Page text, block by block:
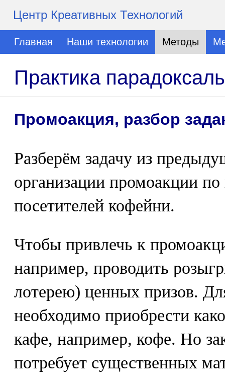
Центр Креативных Технологий
Главная Наши технологии Методы
Практика
Промоакция, разбор
Разберём задачу из
организации промоакции
посетителей кофейни.
Чтобы привлечь к
например, проводить
лотерею) ценных призов.
необходимо приобрести
кафе, например, кофе. Но
потребует существенных